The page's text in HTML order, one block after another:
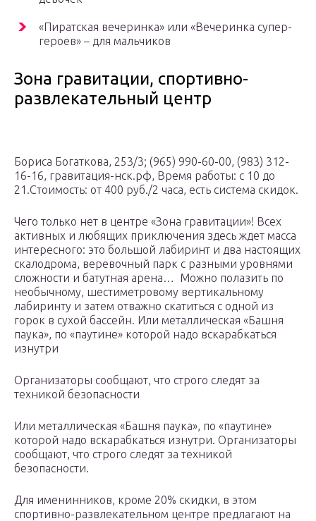
«Пиратская вечеринка» или «Вечеринка супер-
героев» – для мальчиков
Зона гравитации, спортивно-
развлекательный центр
Бориса Богаткова, 253/3; (965) 990-60-00, (983) 312-
16-16, гравитация-нск.рф, Время работы: с 10 до
21.Стоимость: от 400 руб./2 часа, есть система скидок.
Чего только нет в центре «Зона гравитации»! Всех
активных и любящих приключения здесь ждет масса
интересного: это большой лабиринт и два настоящих
скалодрома, веревочный парк с разными уровнями
сложности и батутная арена… Можно полазить по
необычному, шестиметровому вертикальному
лабиринту и затем отважно скатиться с одной из
горок в сухой бассейн. Или металлическая «Башня
паука», по «паутине» которой надо вскарабкаться
изнутри
Организаторы сообщают, что строго следят за
техникой безопасности
Или металлическая «Башня паука», по «паутине»
которой надо вскарабкаться изнутри. Организаторы
сообщают, что строго следят за техникой
безопасности.
Для именинников, кроме 20% скидки, в этом
спортивно-развлекательном центре предлагают на